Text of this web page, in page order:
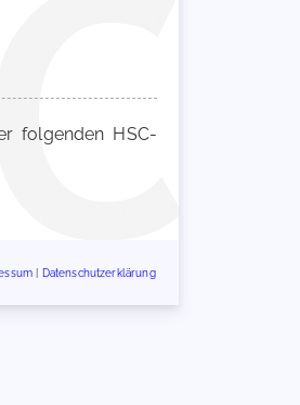
folgenden HSC-
Datenschutzerklärung